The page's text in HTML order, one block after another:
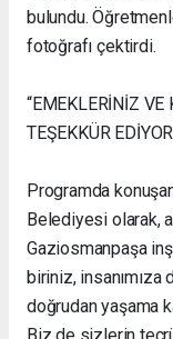
bulundu.
fotoğrafı çektirdi.
“EMEKLERİNİZ
TEŞEKKÜR
Programda
Belediyesi olarak,
Gaziosmanpaşa
biriniz, insanımıza
doğrudan yaşama